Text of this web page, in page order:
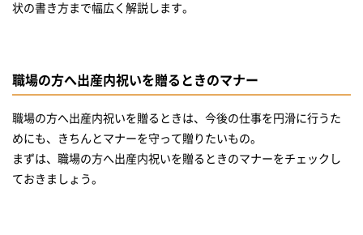
美意識の高いあの人なら絶対喜んでくれる
ピエール・エルメ・パリのラングドシャ
【調味料】心温まるおすすめ出産内祝い
職場の方へ出産内祝いを贈るときのマナー
職場の方へ出産内祝いを贈るときは、今後の仕事を円滑に行うた
めにも、きちんとマナーを守って贈りたいもの。
まずは、職場の方へ出産内祝いを贈るときのマナーをチェックし
ておきましょう。